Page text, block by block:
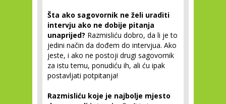
Šta ako sagovornik ne želi uraditi
intervju ako ne dobije pitanja
unaprijed? Razmisliću dobro, da li je to
jedini način da dođem do intervjua. Ako
jeste, i ako ne postoji drugi sagovornik
za istu temu, ponudiću ih, ali ću ipak
postavljati potpitanja!
Razmisliću koje je najbolje mjesto